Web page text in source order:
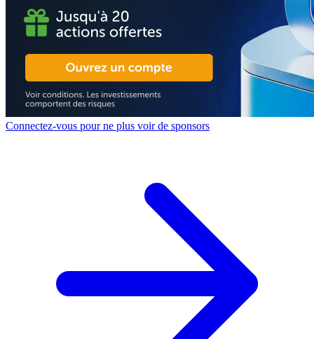
Connectez-vous pour ne plus voir de sponsors